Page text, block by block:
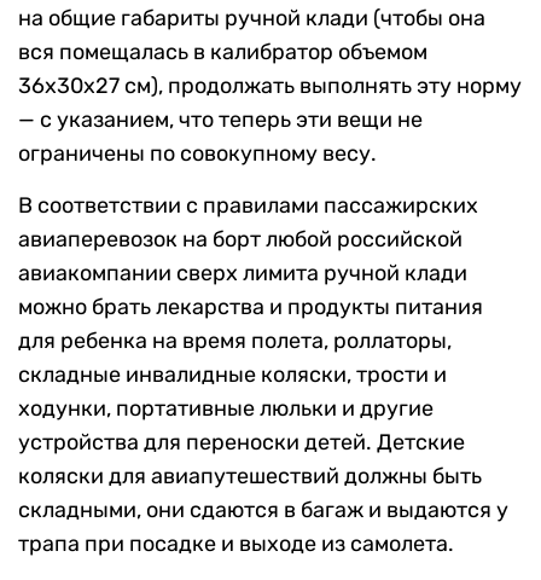
на общие габариты ручной клади (чтобы она
вся помещалась в калибратор объемом
36х30х27 см), продолжать выполнять эту норму
— с указанием, что теперь эти вещи не
ограничены по совокупному весу.
В соответствии с правилами пассажирских
авиаперевозок на борт любой российской
авиакомпании сверх лимита ручной клади
можно брать лекарства и продукты питания
для ребенка на время полета, роллаторы,
складные инвалидные коляски, трости и
ходунки, портативные люльки и другие
устройства для переноски детей. Детские
коляски для авиапутешествий должны быть
складными, они сдаются в багаж и выдаются у
трапа при посадке и выходе из самолета.